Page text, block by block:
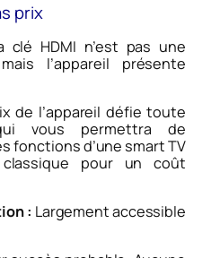
prix
HDMI n’est pas une
l’appareil présente
de l’appareil défie toute
vous permettra de
fonctions d’une smart TV
pour un coût
: Largement accessible